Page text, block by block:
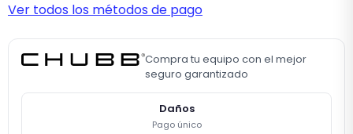
Ver todos los métodos de pago
Compra tu equipo con el mejor
seguro garantizado
Daños
Pago único